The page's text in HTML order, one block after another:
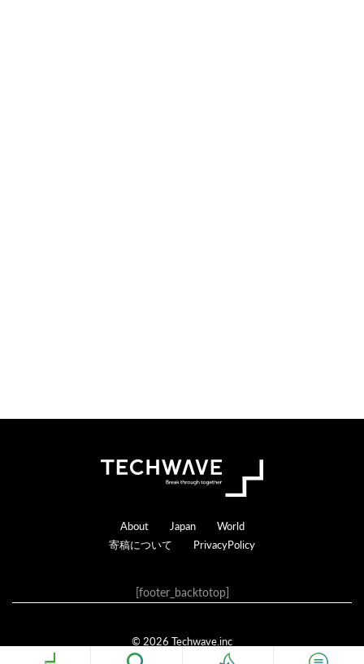
Footer
About Japan
World
寄稿について
PrivacyPolicy
[footer_backtotop]
© 2026 Techwave.inc
Genesis Framework
WordPress·